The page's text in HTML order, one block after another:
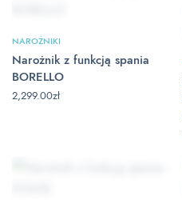
NAROŻNIKI
Narożnik z funkcją spania
BORELLO
2,299.00zł